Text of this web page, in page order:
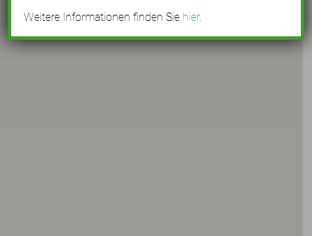
Weitere Informationen finden Sie hier.